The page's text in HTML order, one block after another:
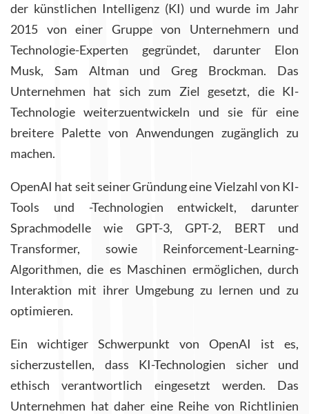
der künstlichen Intelligenz (KI) und wurde im Jahr
2015 von einer Gruppe von Unternehmern und
Technologie-Experten gegründet, darunter Elon
Musk, Sam Altman und Greg Brockman. Das
Unternehmen hat sich zum Ziel gesetzt, die KI-
Technologie weiterzuentwickeln und sie für eine
breitere Palette von Anwendungen zugänglich zu
machen.
OpenAI hat seit seiner Gründung eine Vielzahl von KI-
Tools und -Technologien entwickelt, darunter
Sprachmodelle wie GPT-3, GPT-2, BERT und
Transformer, sowie Reinforcement-Learning-
Algorithmen, die es Maschinen ermöglichen, durch
Interaktion mit ihrer Umgebung zu lernen und zu
optimieren.
Ein wichtiger Schwerpunkt von OpenAI ist es,
sicherzustellen, dass KI-Technologien sicher und
ethisch verantwortlich eingesetzt werden. Das
Unternehmen hat daher eine Reihe von Richtlinien